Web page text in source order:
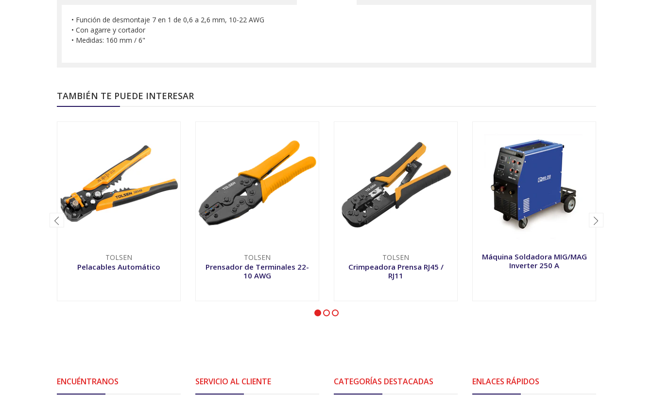
• Función de desmontaje 7 en 1 de 0,6 a 2,6 mm, 10-22 AWG
• Con agarre y cortador
• Medidas: 160 mm / 6"
TAMBIÉN TE PUEDE INTERESAR
TOLSEN
Pelacables Automático
TOLSEN
Prensador de Terminales 22-
10 AWG
TOLSEN
Crimpeadora Prensa RJ45 /
RJ11
Máquina Soldadora MIG/MAG
Inverter 250 A
ENCUÉNTRANOS SERVICIO AL CLIENTE CATEGORÍAS DESTACADAS ENLACES RÁPIDOS